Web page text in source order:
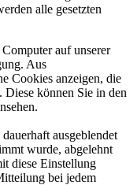
alle gesetzten
auf unserer
Aus
Cookies anzeigen, die
Diese können Sie in den
ausgeblendet
wurde, abgelehnt
diese Einstellung
bei jedem